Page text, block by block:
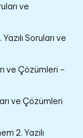
ve
Soruları ve
ve Çözümleri –
ve Çözümleri
2. Yazılı